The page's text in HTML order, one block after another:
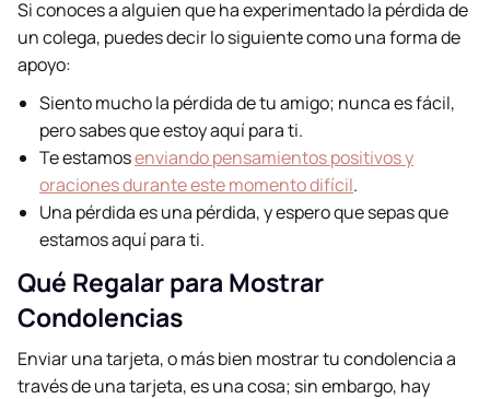
Si conoces a alguien que ha experimentado la pérdida de
un colega, puedes decir lo siguiente como una forma de
apoyo:
Siento mucho la pérdida de tu amigo; nunca es fácil,
pero sabes que estoy aquí para ti.
Te estamosenviando pensamientos positivos y
oraciones durante este momento difícil.
Una pérdida es una pérdida, y espero que sepas que
estamos aquí para ti.
Qué Regalar para Mostrar
Condolencias
Enviar una tarjeta, o más bien mostrar tu condolencia a
través de una tarjeta, es una cosa; sin embargo, hay